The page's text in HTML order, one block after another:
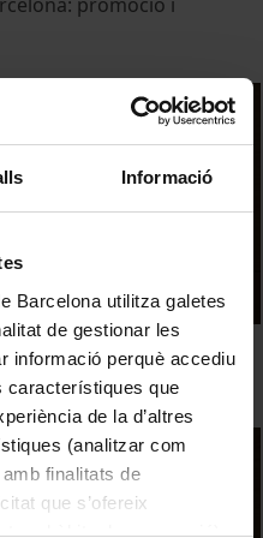
Informació
Barcelona utilitza galetes
de gestionar les
informació perquè accediu
característiques que
de la d’altres
(analitzar com
finalitats de
que s’ofereix
hàbits de navegació).
i mecenatge femení' per